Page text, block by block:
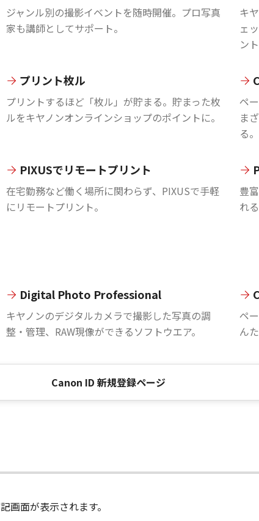
ジャンル別の撮影イベントを随時開催。プロ写真
家も講師としてサポート。
キ
ェ
ン
プリント枚ル
プリントするほど「枚ル」が貯まる。貯まった枚
ルをキヤノンオンラインショップのポイントに。
ペ
ま
る。
PIXUSでリモートプリント
在宅勤務など働く場所に関わらず、PIXUSで手軽
にリモートプリント。
豊
れ
Digital Photo Professional
キヤノンのデジタルカメラで撮影した写真の調
整・管理、RAW現像ができるソフトウエア。
ペ
ん
Canon ID 新規登録ページ
画面が表示されます。